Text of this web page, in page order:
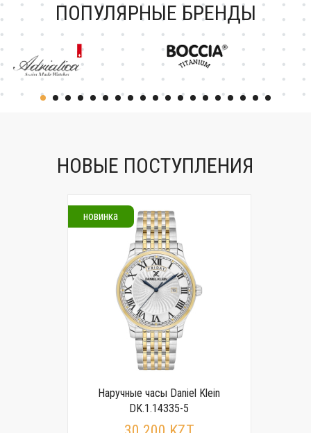
ПОПУЛЯРНЫЕ БРЕНДЫ
НОВЫЕ ПОСТУПЛЕНИЯ
новинка
Наручные часы Daniel Klein
DK.1.14335-5